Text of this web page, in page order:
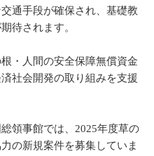
通手段が確保され、基礎教
待されます。
人間の安全保障無償資金
社会開発の取り組みを支援
事館では、2025年度草の
の新規案件を募集していま